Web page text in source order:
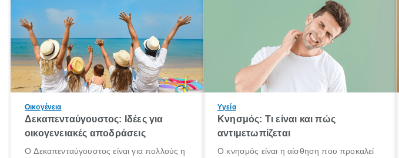
Οικογένεια
Δεκαπενταύγουστος: Ιδέες για
οικογενειακές αποδράσεις
Ο Δεκαπενταύγουστος είναι για πολλούς η
Υγεία
Κνησμός: Τι είναι και πώς
αντιμετωπίζεται
Ο κνησμός είναι η αίσθηση που προκαλεί